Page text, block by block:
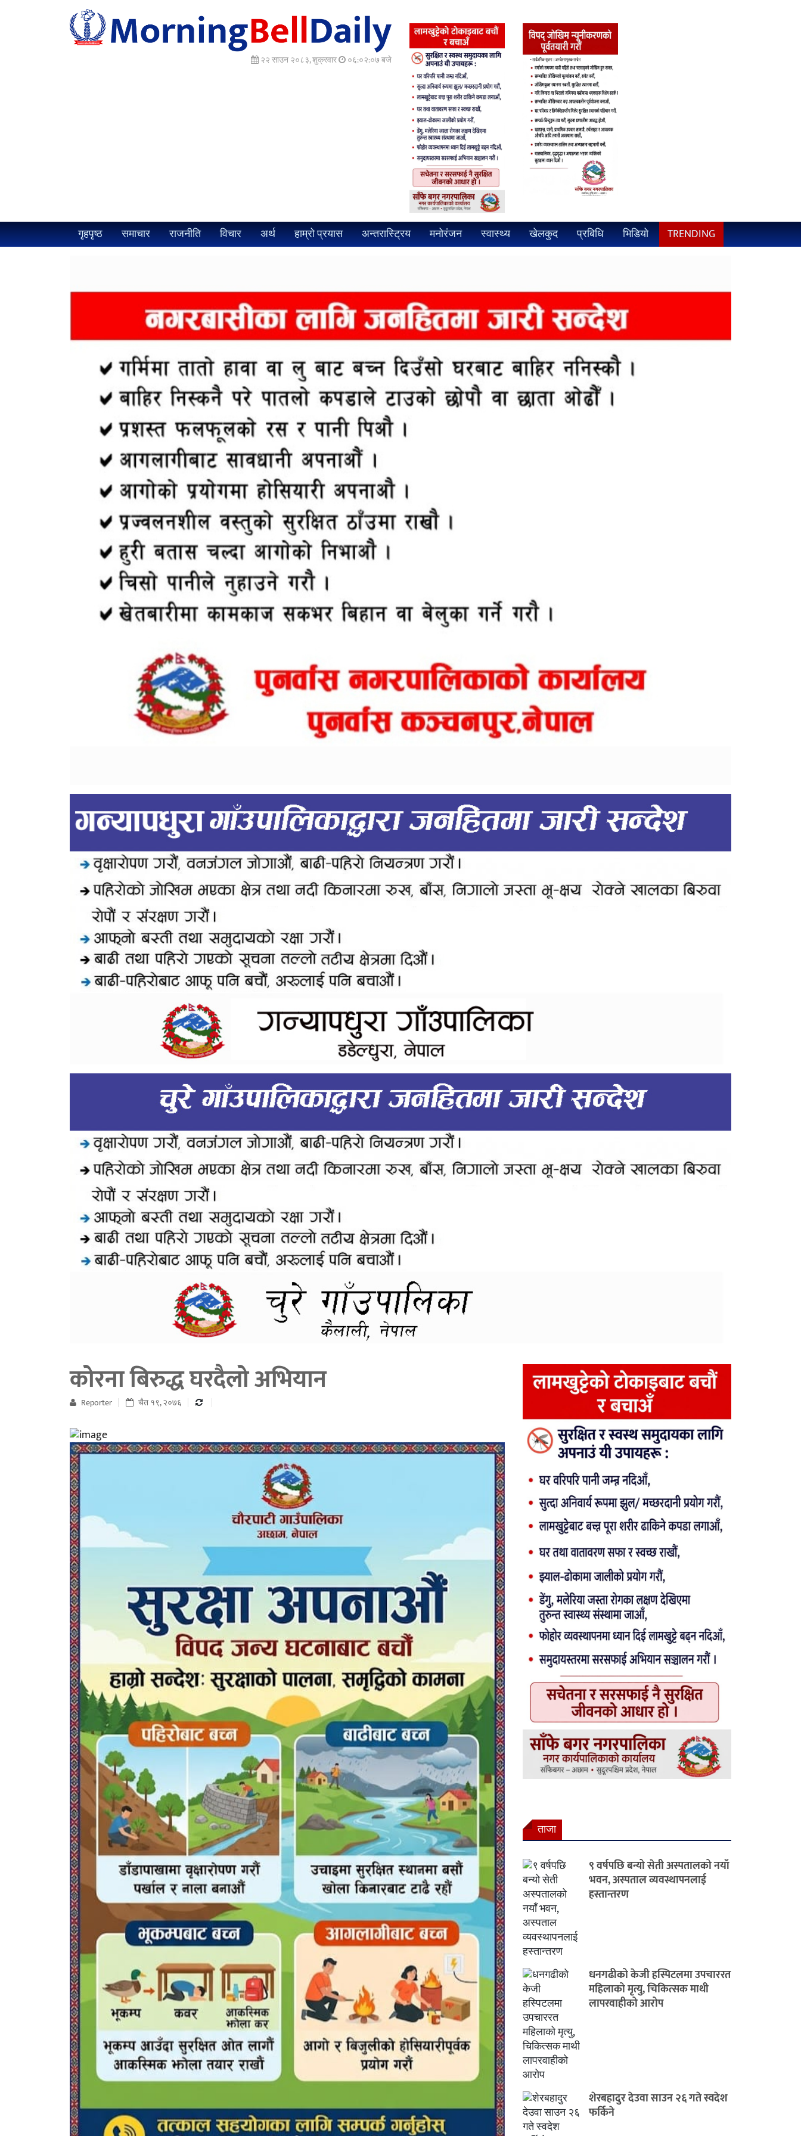
२२ साउन २०८३, शुक्रवार ०६:०२:०८ बजे
गृहपृष्ठ समाचार राजनीति विचार अर्थ हाम्रो प्रयास अन्तरास्ट्रिय मनोरंजन स्वास्थ्य खेलकुद प्रबिधि भिडियो TRENDING
कोरना बिरुद्ध घरदैलो अभियान
Reporter चैत १९, २०७६
ताजा
९ वर्षपछि बन्यो सेती अस्पतालको नयाँ
भवन, अस्पताल व्यवस्थापनलाई
हस्तान्तरण
धनगढीको केजी हस्पिटलमा उपचाररत
महिलाको मृत्यु, चिकित्सक माथी
लापरवाहीको आरोप
शेरबहादुर देउवा साउन २६ गते स्वदेश
फर्किने